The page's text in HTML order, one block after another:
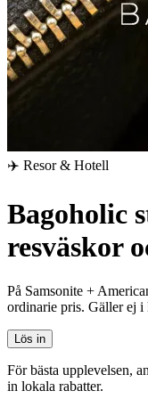
✈️ Resor & Hotell
Bagoholic
resväskor
På Samsonite +
ordinarie pris. Gäller ej i
Lös in
För bästa upplevelsen,
in lokala rabatter.